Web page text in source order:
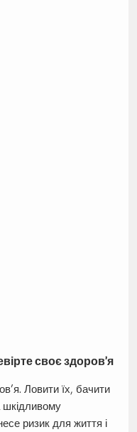
своє здоров’я
Ловити їх, бачити
ризик для життя і